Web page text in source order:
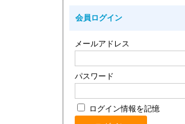
会員ログイン
メールアドレス
パスワード
ログイン情報を記憶